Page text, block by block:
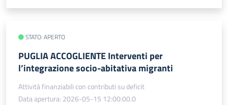
STATO: APERTO
PUGLIA ACCOGLIENTE Interventi per
l’integrazione socio-abitativa migranti
Attività finanziabili con contributi su deficit
Data apertura: 2026-05-15 12:00:00.0